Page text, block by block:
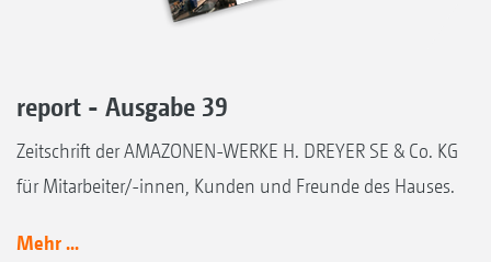
report - Ausgabe 39
Zeitschrift der AMAZONEN-WERKE H. DREYER SE & Co. KG
für Mitarbeiter/-innen, Kunden und Freunde des Hauses.
Mehr ...